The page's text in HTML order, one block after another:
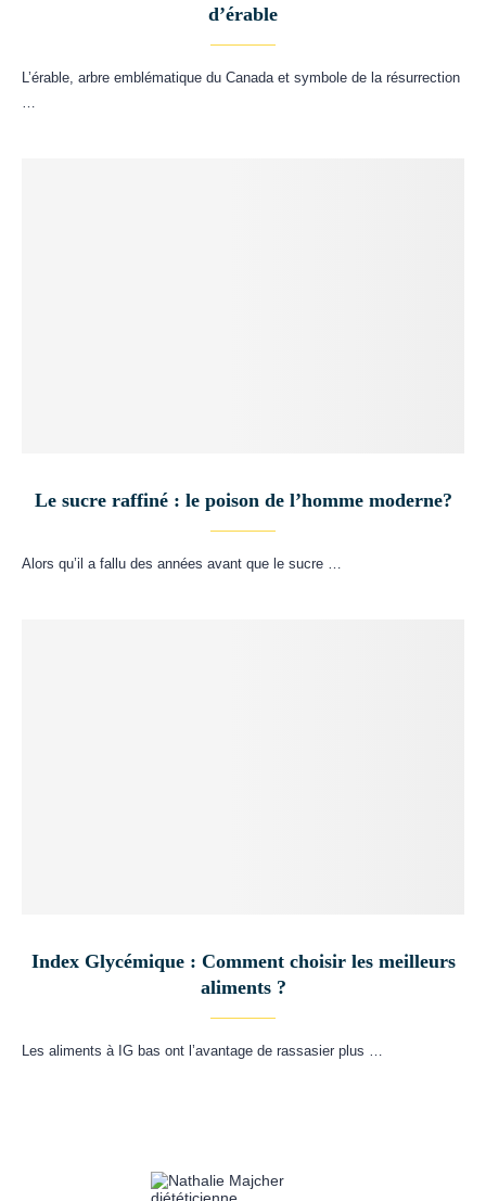
d’érable
L’érable, arbre emblématique du Canada et symbole de la résurrection
…
Le sucre raffiné : le poison de l’homme moderne?
Alors qu’il a fallu des années avant que le sucre …
Index Glycémique : Comment choisir les meilleurs
aliments ?
Les aliments à IG bas ont l’avantage de rassasier plus …